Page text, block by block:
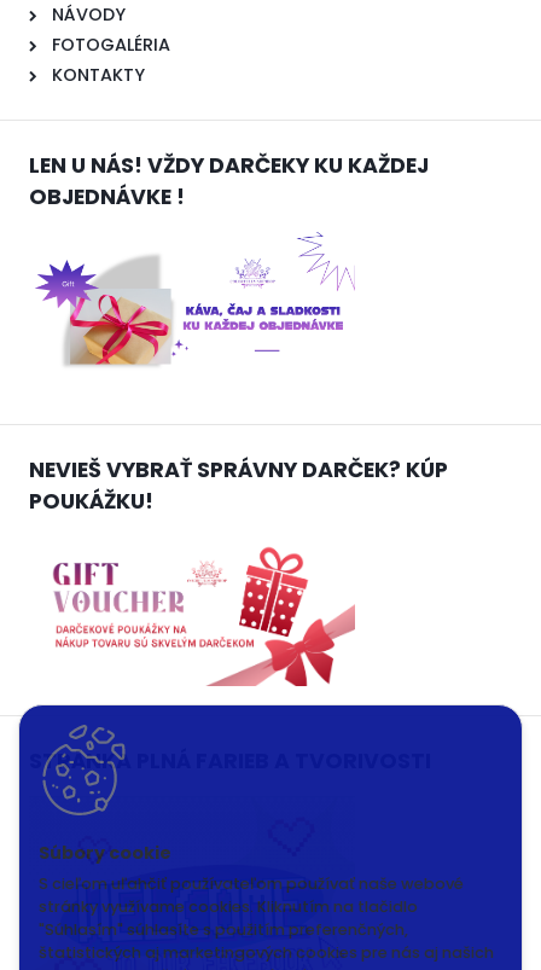
S cieľom uľahčiť používateľom používať naše webové
stránky využívame cookies. Kliknutím na tlačidlo
"Súhlasím" súhlasíte s použitím preferenčných,
štatistických aj marketingových cookies pre nás aj našich
NÁVODY
FOTOGALÉRIA
KONTAKTY
LEN U NÁS! VŽDY DARČEKY KU KAŽDEJ
OBJEDNÁVKE !
NEVIEŠ VYBRAŤ SPRÁVNY DARČEK? KÚP
POUKÁŽKU!
STRÁNKA PLNÁ FARIEB A TVORIVOSTI